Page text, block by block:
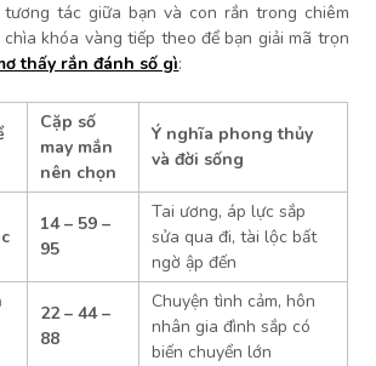
tác giữa bạn và con rắn trong chiêm
khóa vàng tiếp theo để bạn giải mã trọn
thấy rắn đánh số gì:
Cặp số
may mắn
nên chọn
Ý nghĩa phong thủy
và đời sống
14 – 59 –
95
Tai ương, áp lực sắp
sửa qua đi, tài lộc bất
ngờ ập đến
22 – 44 –
88
Chuyện tình cảm, hôn
nhân gia đình sắp có
biến chuyển lớn